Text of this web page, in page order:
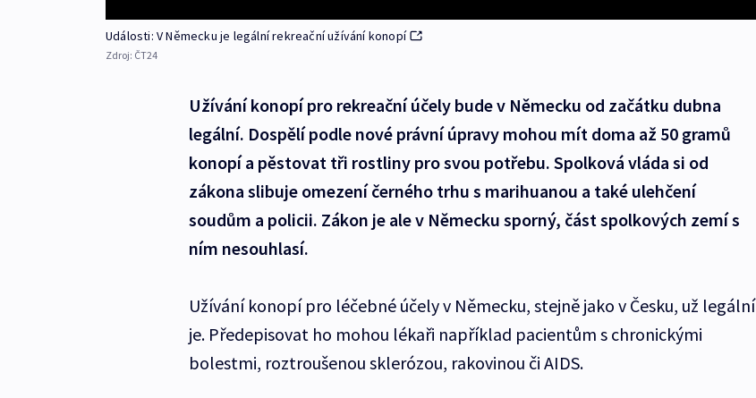
Události: V Německu je legální rekreační užívání konopí
Zdroj: ČT24
Užívání konopí pro rekreační účely bude v Německu od začátku dubna
legální. Dospělí podle nové právní úpravy mohou mít doma až 50 gramů
konopí a pěstovat tři rostliny pro svou potřebu. Spolková vláda si od
zákona slibuje omezení černého trhu s marihuanou a také ulehčení
soudům a policii. Zákon je ale v Německu sporný, část spolkových zemí s
ním nesouhlasí.
Užívání konopí pro léčebné účely v Německu, stejně jako v Česku, už legální
je. Předepisovat ho mohou lékaři například pacientům s chronickými
bolestmi, roztroušenou sklerózou, rakovinou či AIDS.